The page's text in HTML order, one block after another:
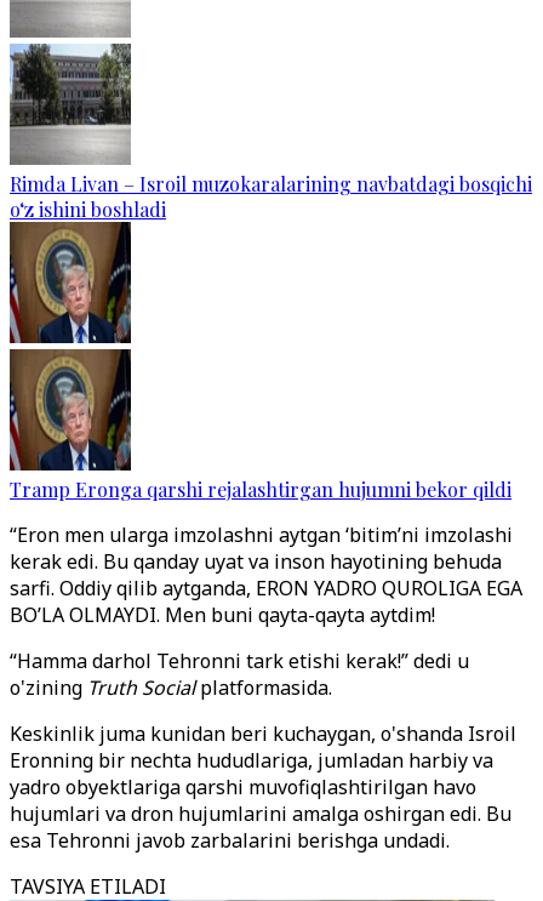
Rimda Livan – Isroil muzokaralarining navbatdagi bosqichi
o‘z ishini boshladi
Tramp Eronga qarshi rejalashtirgan hujumni bekor qildi
“Eron men ularga imzolashni aytgan ‘bitim’ni imzolashi
kerak edi. Bu qanday uyat va inson hayotining behuda
sarfi. Oddiy qilib aytganda, ERON YADRO QUROLIGA EGA
BO’LA OLMAYDI. Men buni qayta-qayta aytdim!
“Hamma darhol Tehronni tark etishi kerak!” dedi u
o'zining Truth Socialplatformasida.
Keskinlik juma kunidan beri kuchaygan, o'shanda Isroil
Eronning bir nechta hududlariga, jumladan harbiy va
yadro obyektlariga qarshi muvofiqlashtirilgan havo
hujumlari va dron hujumlarini amalga oshirgan edi. Bu
esa Tehronni javob zarbalarini berishga undadi.
TAVSIYA ETILADI